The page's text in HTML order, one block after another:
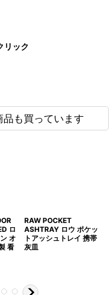
リック
も買っています
ロ
オ
看
RAW POCKET
ASHTRAY ロウ ポケッ
トアッシュトレイ 携帯
灰皿